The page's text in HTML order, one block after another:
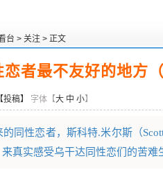
台 > 关注 > 正文
者最不友好的地方（
【投稿】 字体【大 中 小】
的同性恋者，斯科特.米尔斯（
真实感受乌干达同性恋们的苦难